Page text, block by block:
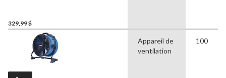
329,99 $
Appareil de
ventilation
100